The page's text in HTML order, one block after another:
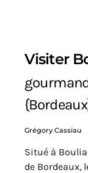
Visiter
Grégory Cassiau
Situé à
de Bordeaux,